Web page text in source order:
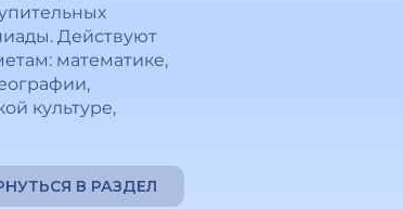
Действуют
математике,
культуре,
В РАЗДЕЛ